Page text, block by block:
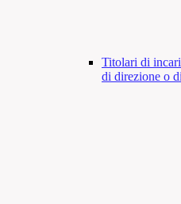
Titolari di
di direzione o